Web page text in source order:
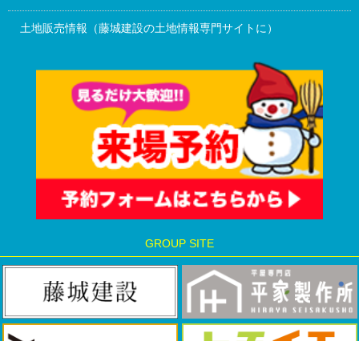
土地販売情報（藤城建設の土地情報専門サイトに）
GROUP SITE